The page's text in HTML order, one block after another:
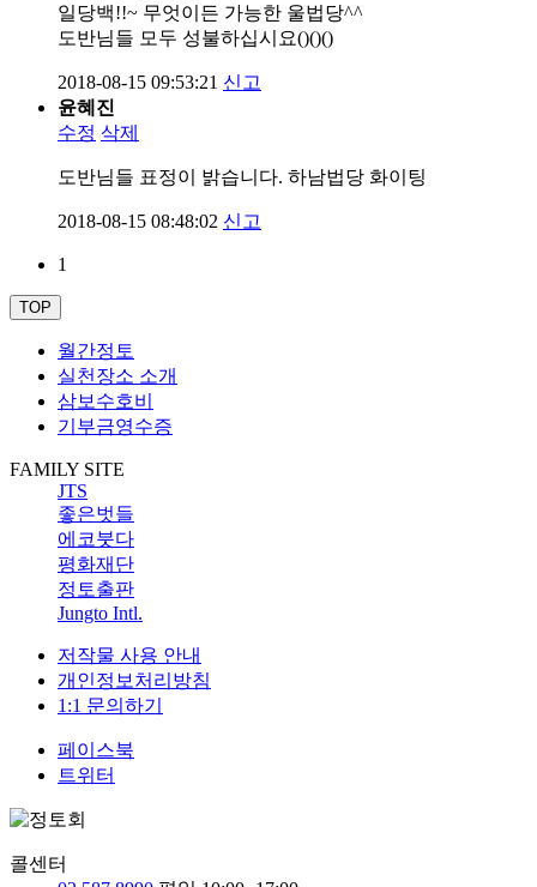
일당백!!~ 무엇이든 가능한 울법당^^
도반님들 모두 성불하십시요()()()
2018-08-15 09:53:21 신고
윤혜진
수정 삭제
도반님들 표정이 밝습니다. 하남법당 화이팅
2018-08-15 08:48:02 신고
1
TOP
월간정토
실천장소 소개
삼보수호비
기부금영수증
FAMILY SITE
JTS
좋은벗들
에코붓다
평화재단
정토출판
Jungto Intl.
저작물 사용 안내
개인정보처리방침
1:1 문의하기
페이스북
트위터
콜센터